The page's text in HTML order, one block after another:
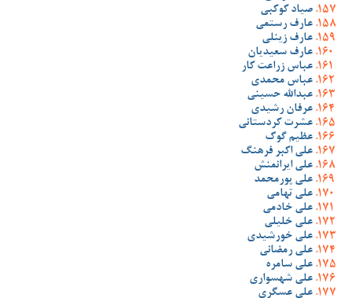
صیاد کوکبی
عارف رستمی
عارف زینلی
عارف سعیدیان
عباس زراعت کار
عباس محمدی
عبدالله حسینی
عرفان رشیدی
عشرت کردستانی
عظیم گوک
علی اکبر فرهنگ
علی ایرانمنش
علی پورمحمد
علی تهامی
علی خادمی
علی خلیلی
علی خورشیدی
علی رمضانی
علی سامره
علی شهسواری
علی عسگری